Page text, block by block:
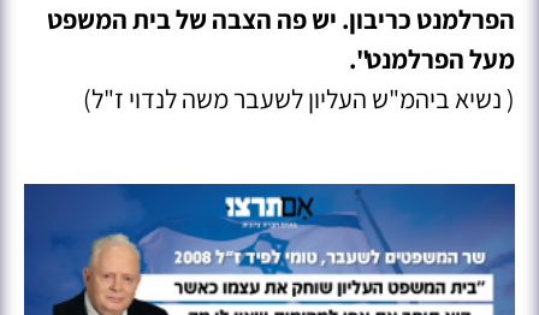
הפרלמנט כריבון. יש פה הצבה של בית המשפט
מעל הפרלמנט".
( נשיא ביהמ"ש העליון לשעבר משה לנדוי ז"ל)